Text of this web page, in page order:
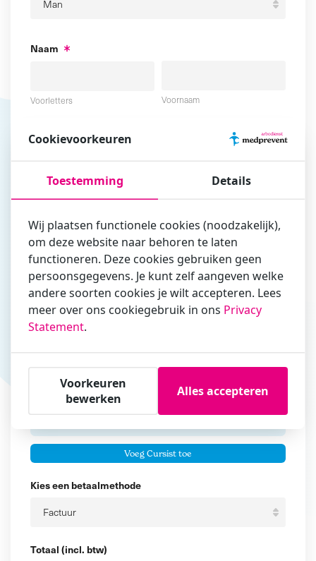
Naam
Voorletters Voornaam
Tussenvoegsel Achternaam
E-mailadres
Vul hier bij voorkeur het e-mailadres in waarmee je
zakelijk/administratief correspondeert
Is de contactpersoon ook een cursist?
Ja
Nee
Cursisten
Voeg cursisten toe
Voornaam
Tussenvoegsel
Voeg Cursist toe
Kies een betaalmethode
Totaal (incl. btw)
Cookievoorkeuren
Toestemming Details
Wij plaatsen functionele cookies (noodzakelijk),
om deze website naar behoren te laten
functioneren. Deze cookies gebruiken geen
persoonsgegevens. Je kunt zelf aangeven welke
andere soorten cookies je wilt accepteren. Lees
meer over ons cookiegebruik in ons Privacy
Statement.
Voorkeuren
bewerken
Alles accepteren